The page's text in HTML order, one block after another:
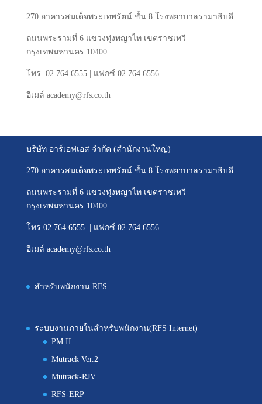
270 อาคารสมเด็จพระเทพรัตน์ ชั้น 8 โรงพยาบาลรามาธิบดี
ถนนพระรามที่6 แขวงทุ่งพญาไท เขตราชเทวี
กรุงเทพมหานคร 10400
โทร . 02 764 6555 | แฟกซ์ 02 764 6556
อีเมล์ academy@rfs.co.th
บริษัท อาร์เอฟเอส จำกัด (สำนักงานใหญ่)
270 อาคารสมเด็จพระเทพรัตน์ ชั้น 8 โรงพยาบาลรามาธิบดี
ถนนพระรามที่ 6 แขวงทุ่งพญาไท เขตราชเทวี
กรุงเทพมหานคร 10400
โทร 02 764 6555 | แฟกซ์ 02 764 6556
อีเมล์ academy@rfs.co.th
สำหรับพนักงาน RFS
ระบบงานภายในสำหรับพนักงาน(RFS Internet)
PM II
Mutrack Ver.2
Mutrack-RJV
RFS-ERP